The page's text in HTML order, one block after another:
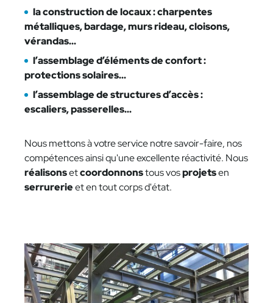
la construction de locaux : charpentes
métalliques, bardage, murs rideau, cloisons,
vérandas...
l’assemblage d’éléments de confort :
protections solaires...
l’assemblage de structures d’accès :
escaliers, passerelles...
Nous mettons à votre service notre savoir-faire, nos
compétences ainsi qu'une excellente réactivité. Nous
réalisonsetcoordonnonstous vosprojetsen
serrurerieet en tout corps d'état.